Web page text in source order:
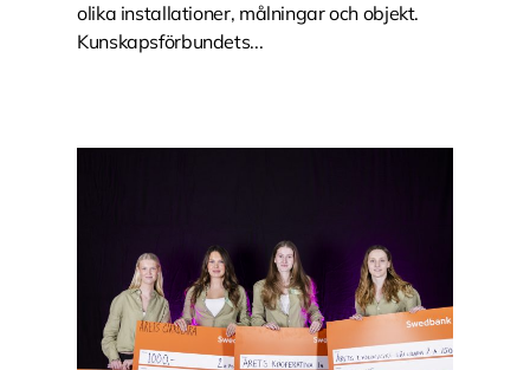
olika installationer, målningar och objekt.
Kunskapsförbundets...